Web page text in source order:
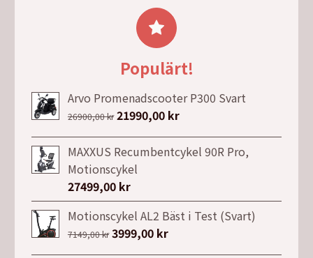
2026,00 kr.
är:
1386,00 kr.
Populärt!
Arvo Promenadscooter P300 Svart
26900,00kr Det
priset
var:
26900,00 kr.
21990,00 krDet
priset
MAXXUS Recumbentcykel 90R Pro,
Motionscykel
27499,00 kr
Motionscykel AL2 Bäst i Test (Svart)
7149,00kr Det
3999,00 krDet